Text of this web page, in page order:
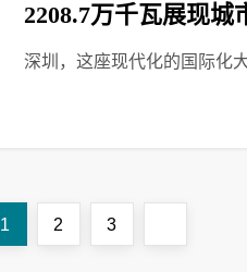
2208.7万千瓦展现城
深圳，这座现代化的国际化
Page
1 Page
2 Page
3